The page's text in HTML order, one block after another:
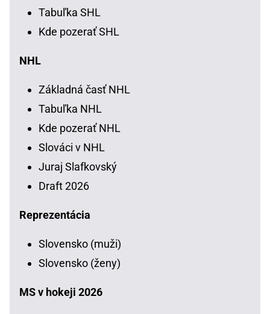
Tabuľka SHL
Kde pozerať SHL
NHL
Základná časť NHL
Tabuľka NHL
Kde pozerať NHL
Slováci v NHL
Juraj Slafkovský
Draft 2026
Reprezentácia
Slovensko (muži)
Slovensko (ženy)
MS v hokeji 2026